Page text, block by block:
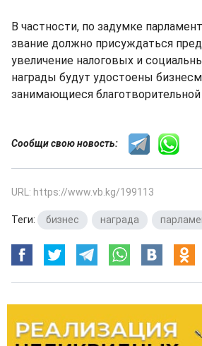
В частности, по задумке
звание должно присуждаться
увеличение налоговых и
награды будут удостоены
занимающиеся
Сообщи свою новость:
URL: https://www.vb.kg/199113
Теги: бизнес награда